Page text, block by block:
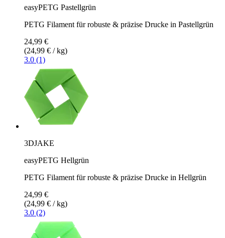
easyPETG Pastellgrün
PETG Filament für robuste & präzise Drucke in Pastellgrün
24,99 €
(24,99 € / kg)
3.0 (1)
3DJAKE
easyPETG Hellgrün
PETG Filament für robuste & präzise Drucke in Hellgrün
24,99 €
(24,99 € / kg)
3.0 (2)